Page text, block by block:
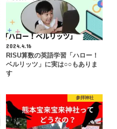
2024.4.16
RISU算数の英語学習「ハロー！
ベルリッツ」に実は○○もありま
す
参拝神社